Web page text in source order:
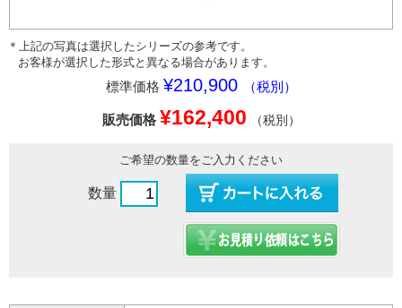
＊上記の写真は選択したシリーズの参考です。
お客様が選択した形式と異なる場合があります。
標準価格 ¥210,900 （税別）
販売価格 ¥162,400 （税別）
ご希望の数量をご入力ください
数量